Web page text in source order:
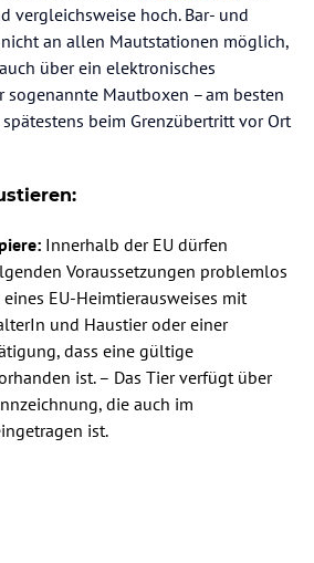
vergleichsweise hoch. Bar- und
an allen Mautstationen möglich,
über ein elektronisches
sogenannte Mautboxen – am besten
beim Grenzübertritt vor Ort
Innerhalb der EU dürfen
Voraussetzungen problemlos
EU-Heimtierausweises mit
und Haustier oder einer
dass eine gültige
ist. – Das Tier verfügt über
die auch im
ist.